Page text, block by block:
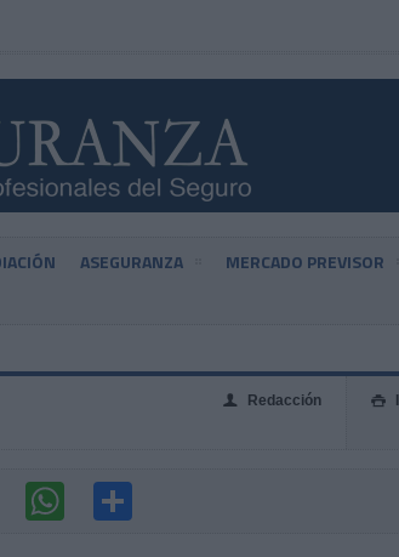
ASEGURANZA MERCADO PREVISOR

👤 Redacción